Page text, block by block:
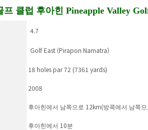
프 클럽 후아힌 Pineapple Valley
4.7
Golf East (Pirapon Namatra)
18 holes par 72 (7361 yards)
2008
후아힌에서 남쪽으로 12km(방콕에서 남쪽
후아힌에서 10분